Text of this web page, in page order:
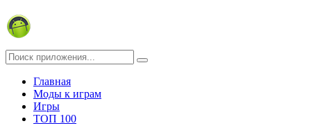
Главная
Моды к играм
Игры
ТОП 100